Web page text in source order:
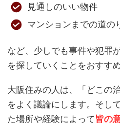
見通しのいい物件
マンションまでの道の
など、少しでも事件や犯罪
を探していくことをおすす
大阪住みの人は、「どこの
をよく議論にします。そし
た場所や経験によって皆の